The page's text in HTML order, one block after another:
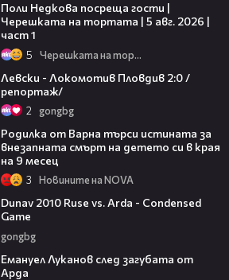
Поли Недкова посреща гости |
Черешката на тортата | 5 авг. 2026 |
част 1
5 Черешката на тортата
Левски - Локомотив Пловдив 2:0 /
репортаж/
2 gongbg
Родилка от Варна търси истината за
внезапната смърт на детето си в края
на 9 месец
3 Новините на NOVA
Dunav 2010 Ruse vs. Arda - Condensed
Game
gongbg
Емануел Луканов след загубата от
Арда